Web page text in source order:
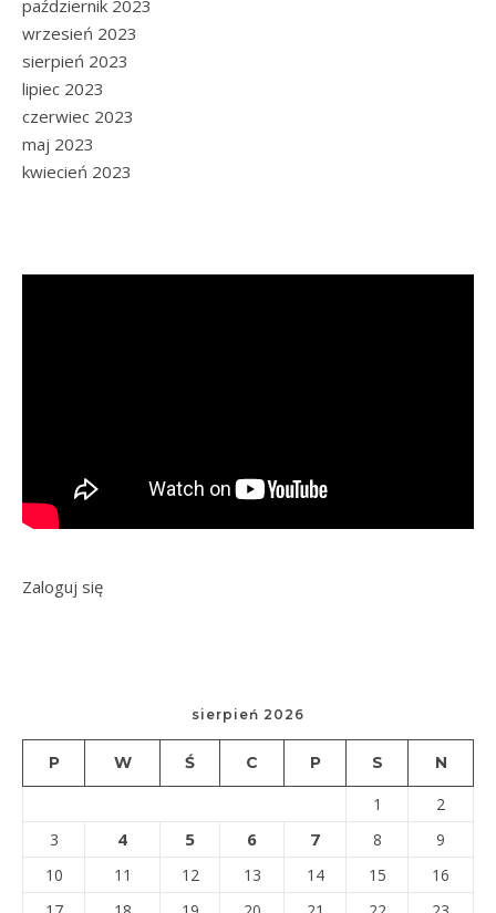
październik 2023
wrzesień 2023
sierpień 2023
lipiec 2023
czerwiec 2023
maj 2023
kwiecień 2023
Zaloguj się
sierpień 2026
P W Ś C P S N
1
2
3
4 5 6 7 8
9
10
11 12 13 14 15
16